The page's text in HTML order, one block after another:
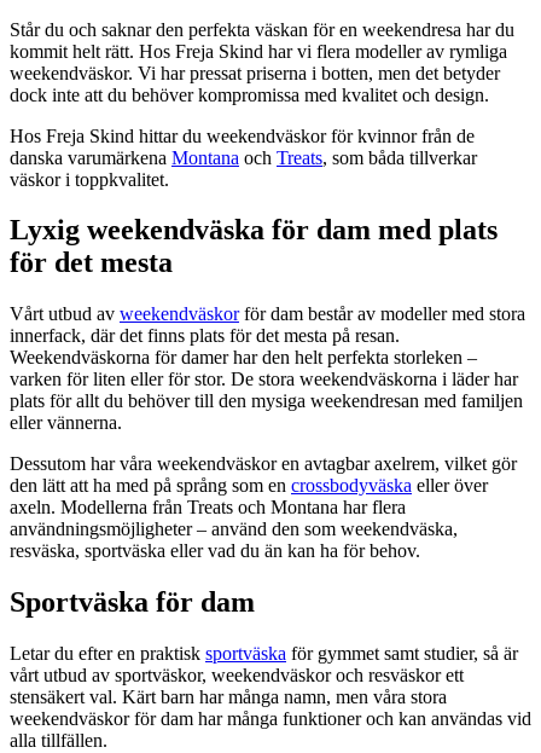
Står du och saknar den perfekta väskan för en weekendresa har du
kommit helt rätt. Hos Freja Skind har vi flera modeller av rymliga
weekendväskor. Vi har pressat priserna i botten, men det betyder
dock inte att du behöver kompromissa med kvalitet och design.
Hos Freja Skind hittar du weekendväskor för kvinnor från de
danska varumärkena Montana och Treats, som båda tillverkar
väskor i toppkvalitet.
Lyxig weekendväska för dam med plats
för det mesta
Vårt utbud av weekendväskorför dam består av modeller med stora
innerfack, där det finns plats för det mesta på resan.
Weekendväskorna för damer har den helt perfekta storleken –
varken för liten eller för stor. De stora weekendväskorna i läder har
plats för allt du behöver till den mysiga weekendresan med familjen
eller vännerna.
Dessutom har våra weekendväskor en avtagbar axelrem, vilket gör
den lätt att ha med på språng som en crossbodyväska eller över
axeln. Modellerna från Treats och Montana har flera
användningsmöjligheter – använd den som weekendväska,
resväska, sportväska eller vad du än kan ha för behov.
Sportväska för dam
Letar du efter en praktisk sportväska för gymmet samt studier, så är
vårt utbud av sportväskor, weekendväskor och resväskor ett
stensäkert val. Kärt barn har många namn, men våra stora
weekendväskor för dam har många funktioner och kan användas vid
alla tillfällen.